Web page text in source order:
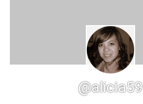
@alicia59